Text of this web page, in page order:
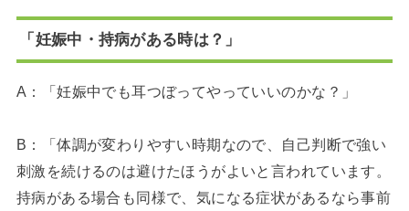
「妊娠中・持病がある時は？」
A：「妊娠中でも耳つぼってやっていいのかな？」
B：「体調が変わりやすい時期なので、自己判断で強い
刺激を続けるのは避けたほうがよいと言われています。
持病がある場合も同様で、気になる症状があるなら事前